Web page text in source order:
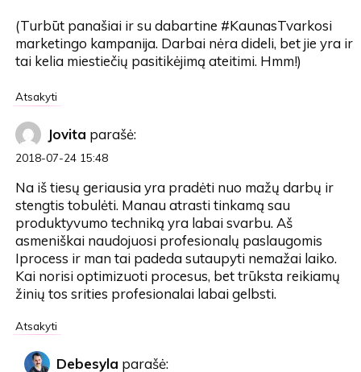
(Turbūt panašiai ir su dabartine #KaunasTvarkosi
marketingo kampanija. Darbai nėra dideli, bet jie yra ir
tai kelia miestiečių pasitikėjimą ateitimi. Hmm!)
Atsakyti
Jovita parašė:
2018-07-24 15:48
Na iš tiesų geriausia yra pradėti nuo mažų darbų ir
stengtis tobulėti. Manau atrasti tinkamą sau
produktyvumo techniką yra labai svarbu. Aš
asmeniškai naudojuosi profesionalų paslaugomis
Iprocess ir man tai padeda sutaupyti nemažai laiko.
Kai norisi optimizuoti procesus, bet trūksta reikiamų
žinių tos srities profesionalai labai gelbsti.
Atsakyti
Debesyla parašė: